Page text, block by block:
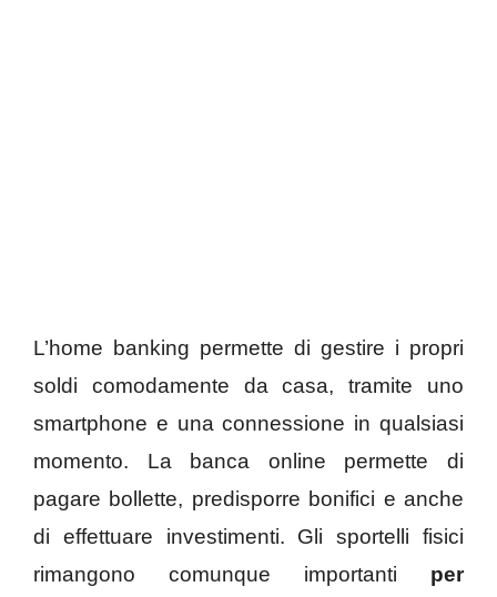
L’home banking permette di gestire i propri
soldi comodamente da casa, tramite uno
smartphone e una connessione in qualsiasi
momento. La banca online permette di
pagare bollette, predisporre bonifici e anche
di effettuare investimenti. Gli sportelli fisici
rimangono comunque importanti per